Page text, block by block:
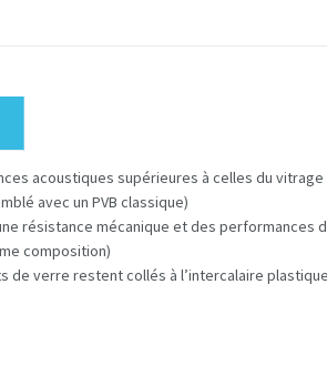
acoustiques supérieures à celles du vitrage
avec un PVB classique)
résistance mécanique et des performances
composition)
verre restent collés à l’intercalaire